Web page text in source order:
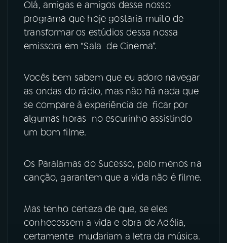
YouTube Facebook
Instagram X
Olá, amigas e amigos desse nosso
programa que hoje gostaria muito de
transformar os estúdios dessa nossa
emissora em “Sala de Cinema”.
Vocês bem sabem que eu adoro navegar
as ondas do rádio, mas não há nada que
se compare à experiência de ficar por
algumas horas no escurinho assistindo
um bom filme.
Os Paralamas do Sucesso, pelo menos na
canção, garantem que a vida não é filme.
Mas tenho certeza de que, se eles
conhecessem a vida e obra de Adélia,
certamente mudariam a letra da música.